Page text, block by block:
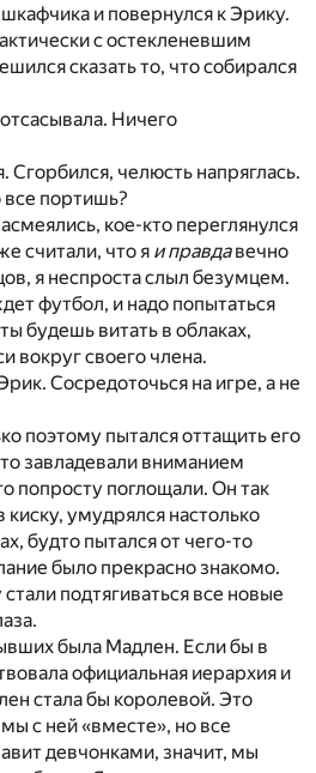
и повернулся к Эрику.
с остекленевшим
сказать то, что собирался
Ничего
Сгорбился, челюсть напряглась.
портишь?
кое-кто переглянулся
считали, что я и правдавечно
я неспроста слыл безумцем.
футбол, и надо попытаться
будешь витать в облаках,
вокруг своего члена.
Сосредоточься на игре, а не
поэтому пытался оттащить его
завладевали вниманием
попросту поглощали. Он так
киску, умудрялся настолько
будто пытался от чего-то
было прекрасно знакомо.
подтягиваться все новые
была Мадлен. Если бы в
официальная иерархия и
стала бы королевой. Это
с ней «вместе», но все
девчонками, значит, мы